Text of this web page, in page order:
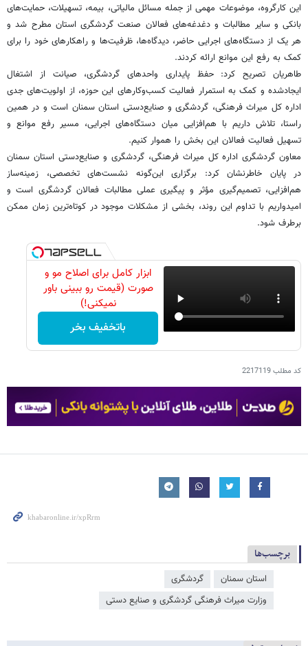
این کارگروه، موضوعات مهمی از جمله مسائل مالیاتی، بیمه، تسهیلات، حمایت‌های
بانکی و سایر مطالبات و دغدغه‌های فعالان صنعت گردشگری استان مطرح شد و
هر یک از دستگاه‌های اجرایی حاضر، دیدگاه‌ها، ظرفیت‌ها و راهکارهای خود را برای
کمک به رفع این موانع ارائه کردند.
طاهریان تصریح کرد: حفظ پایداری واحدهای گردشگری، صیانت از اشتغال
ایجادشده و کمک به استمرار فعالیت کسب‌وکارهای این حوزه، از اولویت‌های جدی
اداره کل میراث فرهنگی، گردشگری و صنایع‌دستی استان سمنان است و در همین
راستا، تلاش داریم با هم‌افزایی میان دستگاه‌های اجرایی، مسیر رفع موانع و
تسهیل فعالیت فعالان این بخش را هموار کنیم.
معاون گردشگری اداره کل میراث فرهنگی، گردشگری و صنایع‌دستی استان سمنان
در پایان خاطرنشان کرد: برگزاری این‌گونه نشست‌های تخصصی، زمینه‌ساز
هم‌افزایی، تصمیم‌گیری مؤثر و پیگیری عملی مطالبات فعالان گردشگری است و
امیدواریم با تداوم این روند، بخشی از مشکلات موجود در کوتاه‌ترین زمان ممکن
برطرف شود.
ابزار کامل برای اصلاح مو و
صورت (قیمت رو ببینی باور
نمیکنی!)
باتخفیف بخر
کد مطلب2217119
برچسب‌ها
استان سمنان
گردشگری
وزارت میراث‌ فرهنگی گردشگری و صنایع دستی